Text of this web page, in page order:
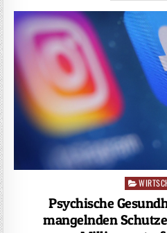
Posted
in
Psychische
mangelnden